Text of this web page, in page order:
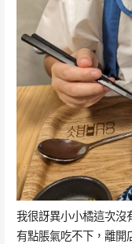
我很訝異小小橘這次沒
有點脹氣吃不下，離開